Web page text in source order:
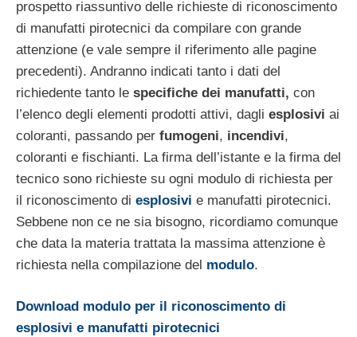
prospetto riassuntivo delle richieste di riconoscimento
di manufatti pirotecnici da compilare con grande
attenzione (e vale sempre il riferimento alle pagine
precedenti). Andranno indicati tanto i dati del
richiedente tanto le specifiche dei manufatti, con
l’elenco degli elementi prodotti attivi, dagli esplosivi ai
coloranti, passando per fumogeni, incendivi,
coloranti e fischianti. La firma dell’istante e la firma del
tecnico sono richieste su ogni modulo di richiesta per
il riconoscimento di esplosivi e manufatti pirotecnici.
Sebbene non ce ne sia bisogno, ricordiamo comunque
che data la materia trattata la massima attenzione è
richiesta nella compilazione del modulo.
Download modulo per il riconoscimento di
esplosivi e manufatti pirotecnici